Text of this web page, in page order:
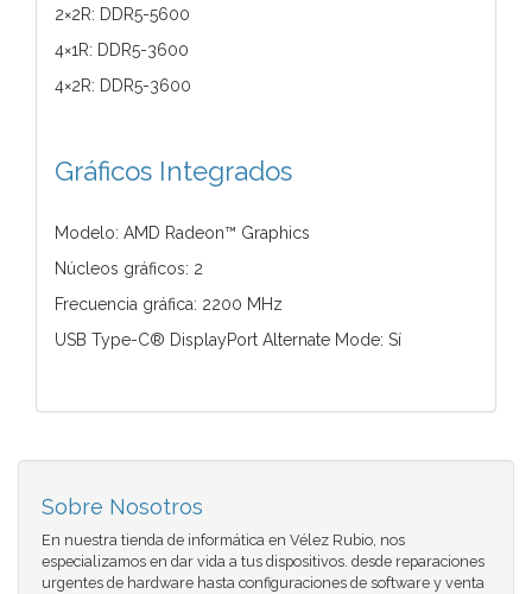
2×2R: DDR5-5600
4×1R: DDR5-3600
4×2R: DDR5-3600
Gráficos Integrados
Modelo: AMD Radeon™ Graphics
Núcleos gráficos: 2
Frecuencia gráfica: 2200 MHz
USB Type-C® DisplayPort Alternate Mode: Sí
Sobre Nosotros
En nuestra tienda de informática en Vélez Rubio, nos
especializamos en dar vida a tus dispositivos. desde reparaciones
urgentes de hardware hasta configuraciones de software y venta